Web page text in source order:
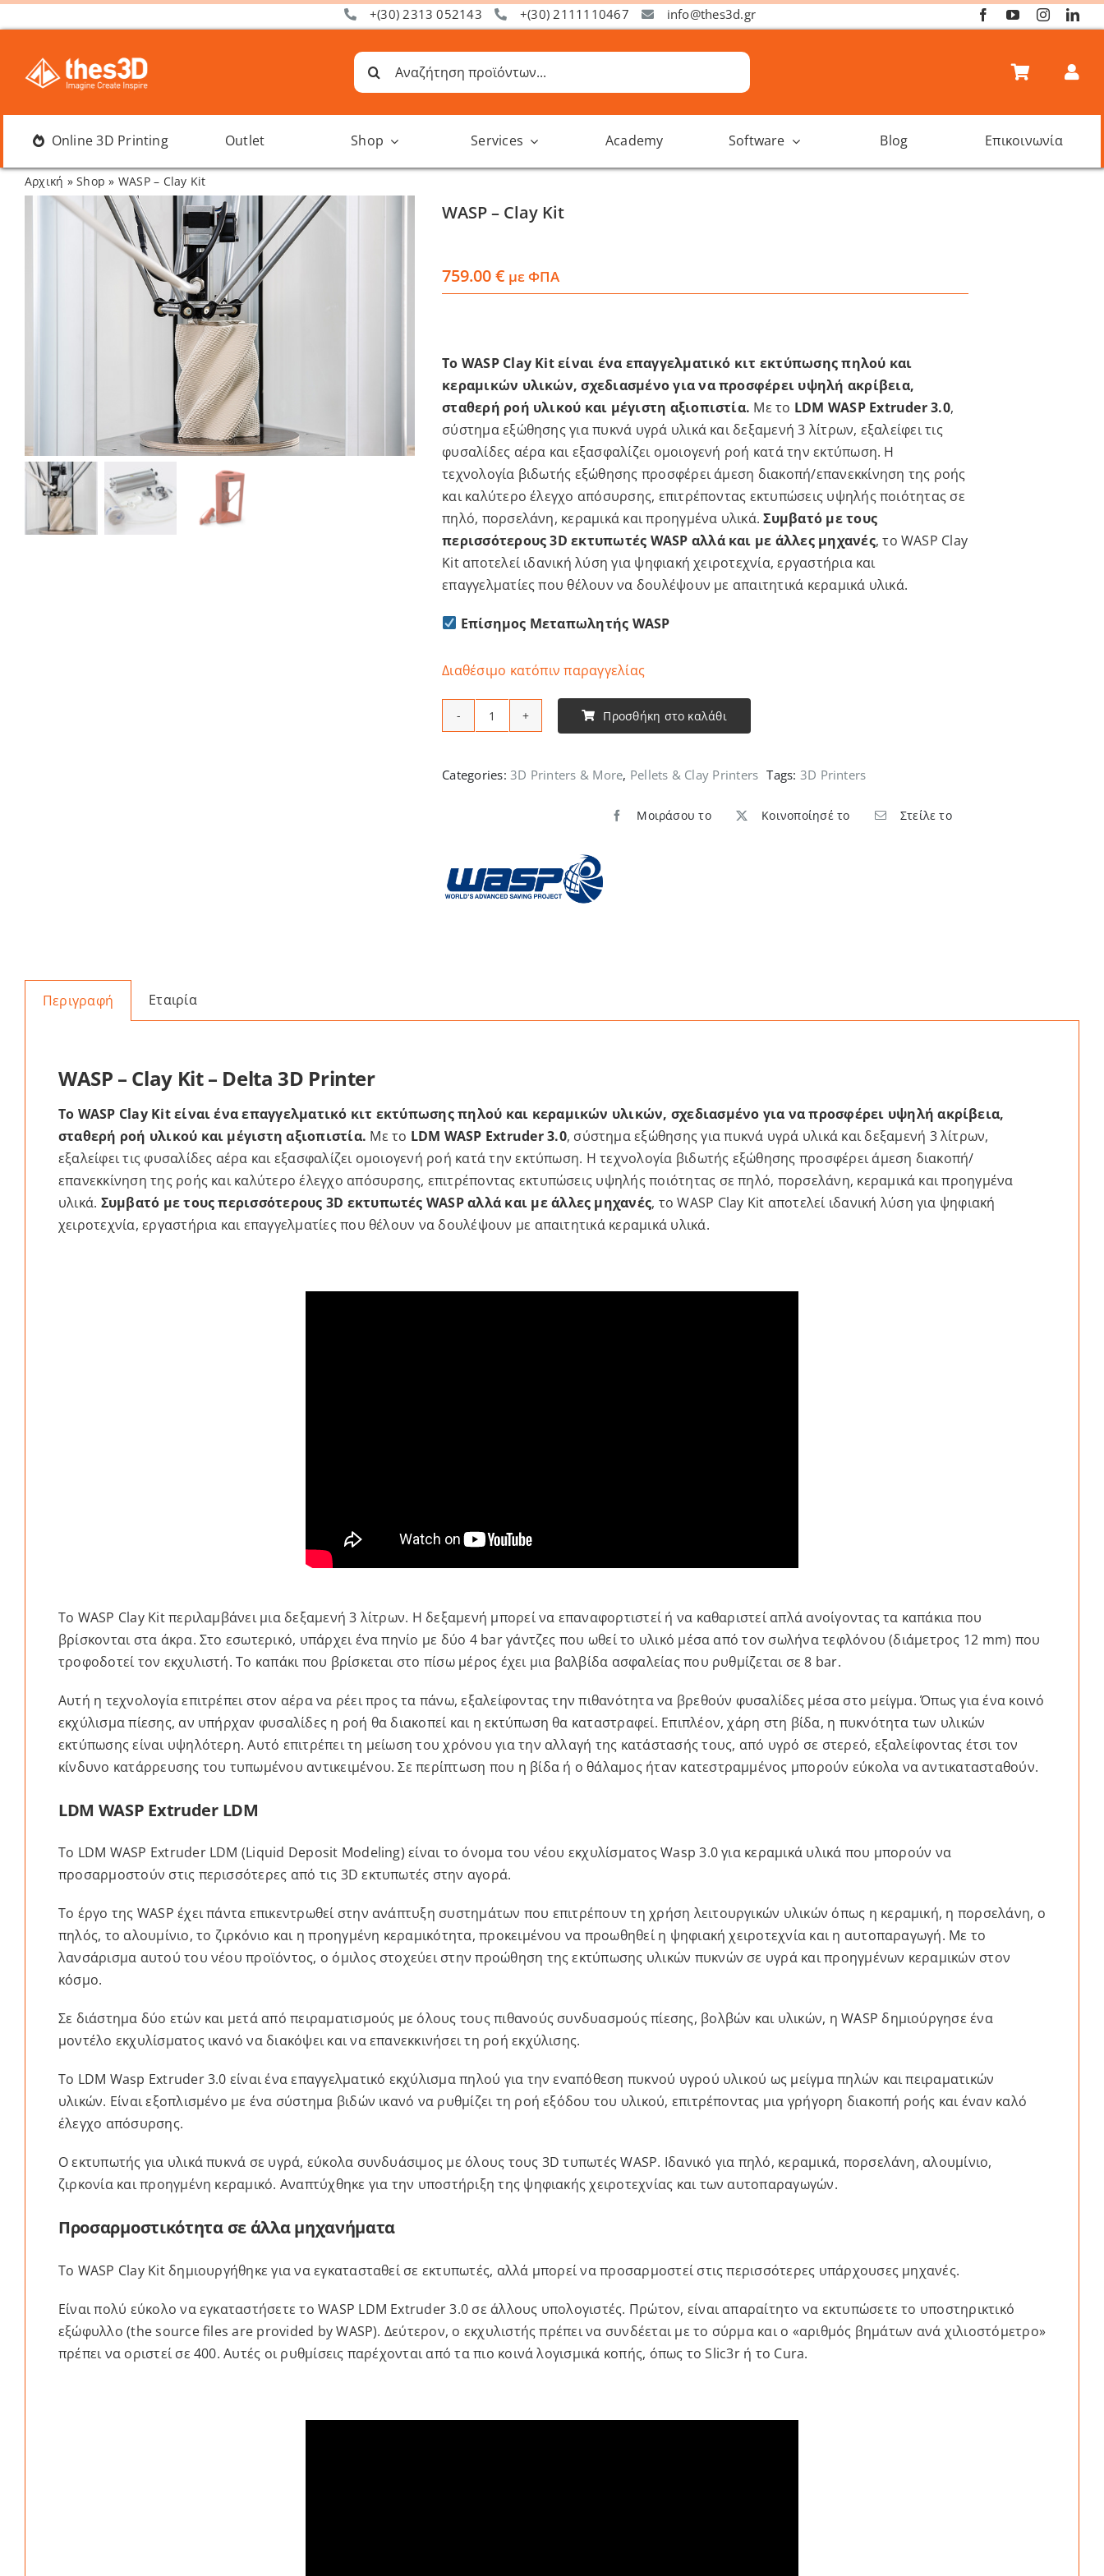
Μετάβαση
στο
περιεχόμενο
+(30) 2313 052143 +(30) 2111110467 info@thes3d.gr
Αναζήτηση
για:
Online 3D Printing Outlet Shop Services Academy Software Blog Επικοινωνία
Αρχική »Shop » WASP – Clay Kit
WASP – Clay Kit
759.00€ με ΦΠΑ
Το WASP Clay Kit είναι ένα επαγγελματικό κιτ εκτύπωσης πηλού και
κεραμικών υλικών, σχεδιασμένο για να προσφέρει υψηλή ακρίβεια,
σταθερή ροή υλικού και μέγιστη αξιοπιστία. Με το LDM WASP Extruder 3.0,
σύστημα εξώθησης για πυκνά υγρά υλικά και δεξαμενή 3 λίτρων, εξαλείφει τις
φυσαλίδες αέρα και εξασφαλίζει ομοιογενή ροή κατά την εκτύπωση. Η
τεχνολογία βιδωτής εξώθησης προσφέρει άμεση διακοπή/επανεκκίνηση της ροής
και καλύτερο έλεγχο απόσυρσης, επιτρέποντας εκτυπώσεις υψηλής ποιότητας σε
πηλό, πορσελάνη, κεραμικά και προηγμένα υλικά.Συμβατό με τους
περισσότερους 3D εκτυπωτές WASP αλλά και με άλλες μηχανές, το WASP Clay
Kit αποτελεί ιδανική λύση για ψηφιακή χειροτεχνία, εργαστήρια και
επαγγελματίες που θέλουν να δουλέψουν με απαιτητικά κεραμικά υλικά.
Επίσημος Μεταπωλητής WASP
Διαθέσιμο κατόπιν παραγγελίας
WASP
Clay
Προσθήκη στο καλάθι
Categories: 3D Printers & More, Pellets & Clay Printers Tags: 3D Printers
Μοιράσου το Κοινοποίησέ το Στείλε το
Περιγραφή Εταιρία
WASP – Clay Kit – Delta 3D Printer
Το WASP Clay Kit είναι ένα επαγγελματικό κιτ εκτύπωσης πηλού και κεραμικών υλικών, σχεδιασμένο για να προσφέρει υψηλή ακρίβεια,
σταθερή ροή υλικού και μέγιστη αξιοπιστία. Με το LDM WASP Extruder 3.0, σύστημα εξώθησης για πυκνά υγρά υλικά και δεξαμενή 3 λίτρων,
εξαλείφει τις φυσαλίδες αέρα και εξασφαλίζει ομοιογενή ροή κατά την εκτύπωση. Η τεχνολογία βιδωτής εξώθησης προσφέρει άμεση διακοπή/
επανεκκίνηση της ροής και καλύτερο έλεγχο απόσυρσης, επιτρέποντας εκτυπώσεις υψηλής ποιότητας σε πηλό, πορσελάνη, κεραμικά και προηγμένα
υλικά. Συμβατό με τους περισσότερους 3D εκτυπωτές WASP αλλά και με άλλες μηχανές, το WASP Clay Kit αποτελεί ιδανική λύση για ψηφιακή
χειροτεχνία, εργαστήρια και επαγγελματίες που θέλουν να δουλέψουν με απαιτητικά κεραμικά υλικά.
Το WASP Clay Kit περιλαμβάνει μια δεξαμενή 3 λίτρων. Η δεξαμενή μπορεί να επαναφορτιστεί ή να καθαριστεί απλά ανοίγοντας τα καπάκια που
βρίσκονται στα άκρα. Στο εσωτερικό, υπάρχει ένα πηνίο με δύο 4 bar γάντζες που ωθεί το υλικό μέσα από τον σωλήνα τεφλόνου (διάμετρος 12 mm) που
τροφοδοτεί τον εκχυλιστή. Το καπάκι που βρίσκεται στο πίσω μέρος έχει μια βαλβίδα ασφαλείας που ρυθμίζεται σε 8 bar.
Αυτή η τεχνολογία επιτρέπει στον αέρα να ρέει προς τα πάνω, εξαλείφοντας την πιθανότητα να βρεθούν φυσαλίδες μέσα στο μείγμα. Όπως για ένα κοινό
εκχύλισμα πίεσης, αν υπήρχαν φυσαλίδες η ροή θα διακοπεί και η εκτύπωση θα καταστραφεί. Επιπλέον, χάρη στη βίδα, η πυκνότητα των υλικών
εκτύπωσης είναι υψηλότερη. Αυτό επιτρέπει τη μείωση του χρόνου για την αλλαγή της κατάστασής τους, από υγρό σε στερεό, εξαλείφοντας έτσι τον
κίνδυνο κατάρρευσης του τυπωμένου αντικειμένου. Σε περίπτωση που η βίδα ή ο θάλαμος ήταν κατεστραμμένος μπορούν εύκολα να αντικατασταθούν.
LDM WASP Extruder LDM
Το LDM WASP Extruder LDM (Liquid Deposit Modeling) είναι το όνομα του νέου εκχυλίσματος Wasp 3.0 για κεραμικά υλικά που μπορούν να
προσαρμοστούν στις περισσότερες από τις 3D εκτυπωτές στην αγορά.
Το έργο της WASP έχει πάντα επικεντρωθεί στην ανάπτυξη συστημάτων που επιτρέπουν τη χρήση λειτουργικών υλικών όπως η κεραμική, η πορσελάνη, ο
πηλός, το αλουμίνιο, το ζιρκόνιο και η προηγμένη κεραμικότητα, προκειμένου να προωθηθεί η ψηφιακή χειροτεχνία και η αυτοπαραγωγή. Με το
λανσάρισμα αυτού του νέου προϊόντος, ο όμιλος στοχεύει στην προώθηση της εκτύπωσης υλικών πυκνών σε υγρά και προηγμένων κεραμικών στον
κόσμο.
Σε διάστημα δύο ετών και μετά από πειραματισμούς με όλους τους πιθανούς συνδυασμούς πίεσης, βολβών και υλικών, η WASP δημιούργησε ένα
μοντέλο εκχυλίσματος ικανό να διακόψει και να επανεκκινήσει τη ροή εκχύλισης.
Το LDM Wasp Extruder 3.0 είναι ένα επαγγελματικό εκχύλισμα πηλού για την εναπόθεση πυκνού υγρού υλικού ως μείγμα πηλών και πειραματικών
υλικών. Είναι εξοπλισμένο με ένα σύστημα βιδών ικανό να ρυθμίζει τη ροή εξόδου του υλικού, επιτρέποντας μια γρήγορη διακοπή ροής και έναν καλό
έλεγχο απόσυρσης.
Ο εκτυπωτής για υλικά πυκνά σε υγρά, εύκολα συνδυάσιμος με όλους τους 3D τυπωτές WASP. Ιδανικό για πηλό, κεραμικά, πορσελάνη, αλουμίνιο,
ζιρκονία και προηγμένη κεραμικό. Αναπτύχθηκε για την υποστήριξη της ψηφιακής χειροτεχνίας και των αυτοπαραγωγών.
Προσαρμοστικότητα σε άλλα μηχανήματα
Το WASP Clay Kit δημιουργήθηκε για να εγκατασταθεί σε εκτυπωτές, αλλά μπορεί να προσαρμοστεί στις περισσότερες υπάρχουσες μηχανές.
Είναι πολύ εύκολο να εγκαταστήσετε το WASP LDM Extruder 3.0 σε άλλους υπολογιστές. Πρώτον, είναι απαραίτητο να εκτυπώσετε το υποστηρικτικό
εξώφυλλο (the source files are provided by WASP). Δεύτερον, ο εκχυλιστής πρέπει να συνδέεται με το σύρμα και ο «αριθμός βημάτων ανά χιλιοστόμετρο»
πρέπει να οριστεί σε 400. Αυτές οι ρυθμίσεις παρέχονται από τα πιο κοινά λογισμικά κοπής, όπως το Slic3r ή το Cura.